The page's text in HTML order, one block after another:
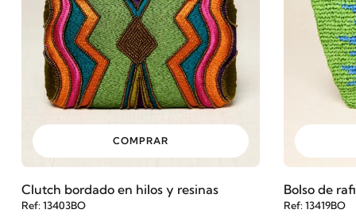
COMPRAR
Clutch bordado en hilos y resinas
Ref: 13403BO
Bolso de
Ref: 13419BO